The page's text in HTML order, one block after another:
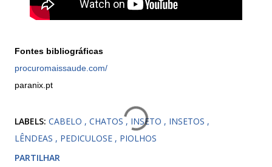
Fontes bibliográficas
procuromaissaude.com/
paranix.pt
LABELS: CABELO CHATOS INSETO
INSETOS
LÊNDEAS
PEDICULOSE
PIOLHOS
PARTILHAR